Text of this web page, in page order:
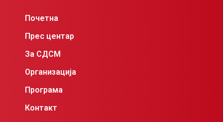
Почетна
Прес центар
За СДСМ
Организација
Програма
Контакт